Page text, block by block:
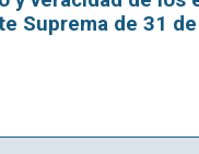
Suprema de 31